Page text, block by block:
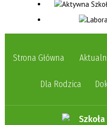
Strona Główna
Dla Rodzica
Szkoła